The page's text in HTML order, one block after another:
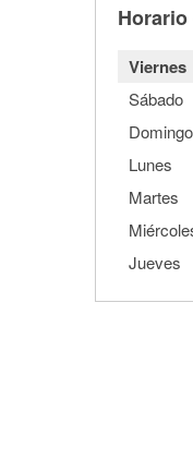
Viernes
Sábado
Domingo
Lunes
Martes
Jueves